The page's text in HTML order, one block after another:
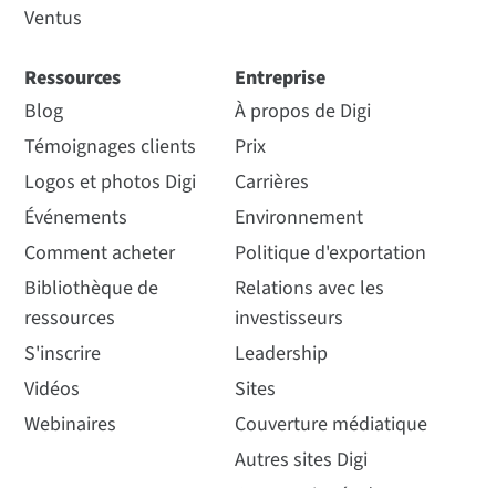
Ventus
Ressources
Blog
Témoignages clients
Logos et photos Digi
Événements
Comment acheter
Bibliothèque de
ressources
S'inscrire
Vidéos
Webinaires
Entreprise
À propos de Digi
Prix
Carrières
Environnement
Politique d'exportation
Relations avec les
investisseurs
Leadership
Sites
Couverture médiatique
Autres sites Digi